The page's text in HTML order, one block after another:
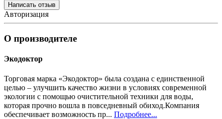
Написать отзыв
Авторизация
О производителе
Экодоктор
Торговая марка «Экодоктор» была создана с единственной
целью – улучшить качество жизни в условиях современной
экологии с помощью очистительной техники для воды,
которая прочно вошла в повседневный обиход.Компания
обеспечивает возможность пр... Подробнее...